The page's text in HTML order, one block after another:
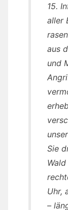
15.
aller
aus
und
Sie
Uhr,
–